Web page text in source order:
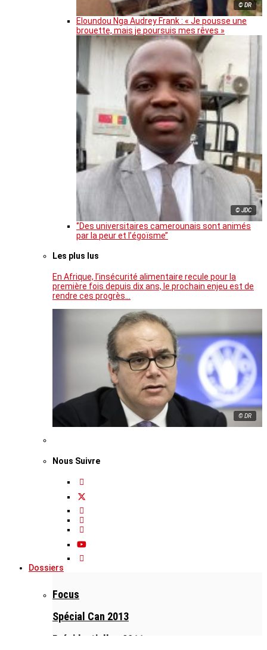
© DR
Eloundou Nga Audrey Frank : « Je pousse une
brouette, mais je poursuis mes rêves »
© JDC
‘’Des universitaires camerounais sont animés
par la peur et l’égoïsme’’
Les plus lus
En Afrique, l’insécurité alimentaire recule pour la
première fois depuis dix ans, le prochain enjeu est de
rendre ces progrès…
© DR
Nous Suivre
Dossiers
Focus
Spécial Can 2013
Présidentielles 2011